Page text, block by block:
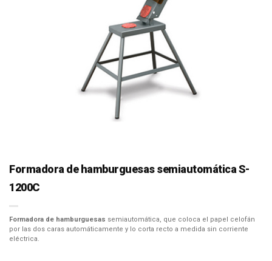
Formadora de hamburguesas semiautomática S-
1200C
Formadora de hamburguesas semiautomática, que coloca el papel celofán
por las dos caras automáticamente y lo corta recto a medida sin corriente
eléctrica.